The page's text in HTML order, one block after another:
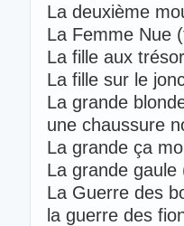
La deuxième
La Femme
La fille aux
La fille sur le
La grande
une chaussure
La grande ça
La grande
La Guerre des
la guerre des